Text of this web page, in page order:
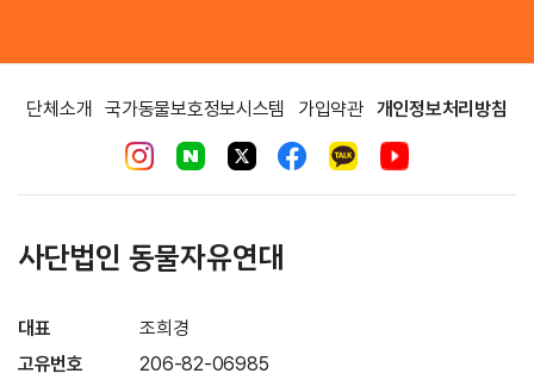
단체소개 국가동물보호정보시스템 가입약관 개인정보처리방침
사단법인 동물자유연대
대표
조희경
고유번호
206-82-06985